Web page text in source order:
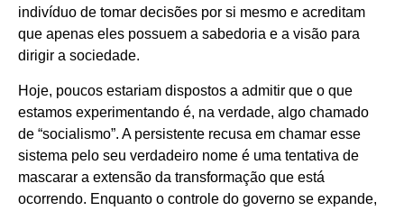
indivíduo de tomar decisões por si mesmo e acreditam
que apenas eles possuem a sabedoria e a visão para
dirigir a sociedade.
Hoje, poucos estariam dispostos a admitir que o que
estamos experimentando é, na verdade, algo chamado
de “socialismo”. A persistente recusa em chamar esse
sistema pelo seu verdadeiro nome é uma tentativa de
mascarar a extensão da transformação que está
ocorrendo. Enquanto o controle do governo se expande,